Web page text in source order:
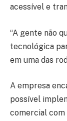
acessível e
“A gente não
tecnológica
em uma das
A empresa
possível
comercial com